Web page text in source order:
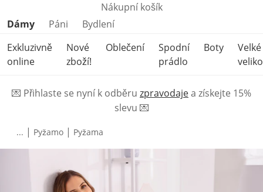
Nákupní košík
Přeskočit kategorie produktů
Dámy Páni
Bydlení
Exkluzivně
online
Nové
zboží!
Oblečení
Spodní
prádlo
Boty
Velké
💌 Přihlaste se nyní k odběru zpravodajea získejte 15%
slevu 💌
... | Pyžamo | Pyžama